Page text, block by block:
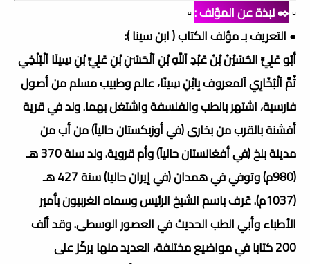
▫️✒️ نبذة عن المؤلف :▫️
● التعريف بـ مؤلف الكتاب ( ابن سينا ):
أبُو عَلِيٍّ الحُسَيْنُ بْنُ عَبْدِ اَللَّهِ بْنِ اَلْحَسَنِ بْنِ عَلِيِّ بْنِ سِينَا اَلْبَلْخِي
ثُمَّ اَلْبُخَارِي اَلمعروف بِابْنِ سِينَا، عالم وطبيب مسلم من أصول
فارسية، اشتهر بالطب والفلسفة واشتغل بهما. ولد في قرية
أفشنة بالقرب من بخارى (في أوزبكستان حالياً) من أب من
مدينة بلخ (في أفغانستان حالياً) وأم قروية. ولد سنة 370 هـ
(980م) وتوفي في همدان (في إيران حاليا) سنة 427 هـ
(1037م). عُرف باسم الشيخ الرئيس وسماه الغربيون بأمير
الأطباء وأبي الطب الحديث في العصور الوسطى. وقد ألّف
200 كتابا في مواضيع مختلفة، العديد منها يركّز على